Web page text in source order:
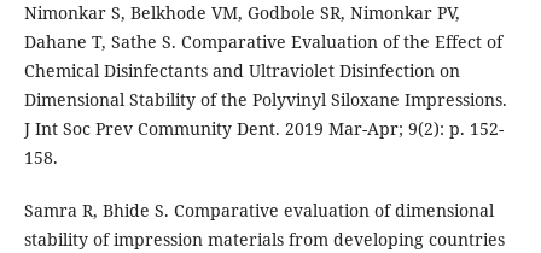
Nimonkar S, Belkhode VM, Godbole SR, Nimonkar PV,
Dahane T, Sathe S. Comparative Evaluation of the Effect of
Chemical Disinfectants and Ultraviolet Disinfection on
Dimensional Stability of the Polyvinyl Siloxane Impressions.
J Int Soc Prev Community Dent. 2019 Mar-Apr; 9(2): p. 152-
158.
Samra R, Bhide S. Comparative evaluation of dimensional
stability of impression materials from developing countries